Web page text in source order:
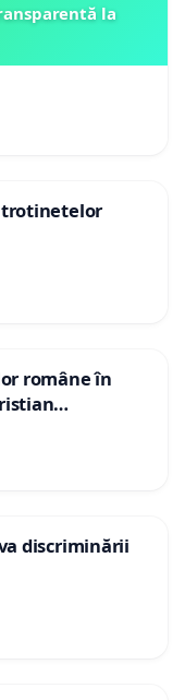
la
trotinetelor
române în
de
discriminării